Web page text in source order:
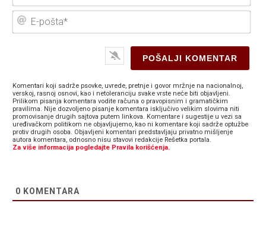
E-
Komentari koji sadrže psovke, uvrede, pretnje i govor mržnje na nacionalnoj,
verskoj, rasnoj osnovi, kao i netoleranciju svake vrste neće biti objavljeni.
Prilikom pisanja komentara vodite računa o pravopisnim i gramatičkim
pravilima. Nije dozvoljeno pisanje komentara isključivo velikim slovima niti
promovisanje drugih sajtova putem linkova. Komentare i sugestije u vezi sa
uređivačkom politikom ne objavljujemo, kao ni komentare koji sadrže optužbe
protiv drugih osoba. Objavljeni komentari predstavljaju privatno mišljenje
autora komentara, odnosno nisu stavovi redakcije Rešetka portala.
Za više informacija pogledajte Pravila korišćenja.
0 KOMENTARA